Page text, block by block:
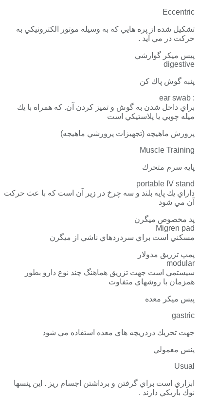
Eccentric
تشكيل شده از پره هايي كه به وسيله موتور الكترونيكي به
حركت در مي آيد .
پيس ميكر گوارشي
digestive
پنبه گوش پاك كن
: ear swab
براي داخل شدن به گوش و تميز كردن آن. كه همراه با يك
ميله چوبي يا پلاستيكي است
پرورش ماهيچه (تجهيزات پرورشي ماهيجه)
Muscle Training
پايه سرم متحرك
portable IV stand
داراي يك پايه بلند و سه چرخ در زير آن است كه با عث حركت
آن مي شود
پد مخصوص ميگرن
Migren pad
مسكني است براي سردردهاي ناشي از ميگرن
پمپ تزريق مدولار
modular
سيستمي است جهت تزريق هماهنگ چند نوع دارو بطور
همزمان با روشهاي متفاوت
پيس ميكر معده
gastric
جهت تحريك دردريچه هاي معده استفاده مي شود
پنس معمولي
Usual
ابزاري است براي گرفتن و برداشتن اجسام ريز . اين پنسها
نوك باريكي دارند .